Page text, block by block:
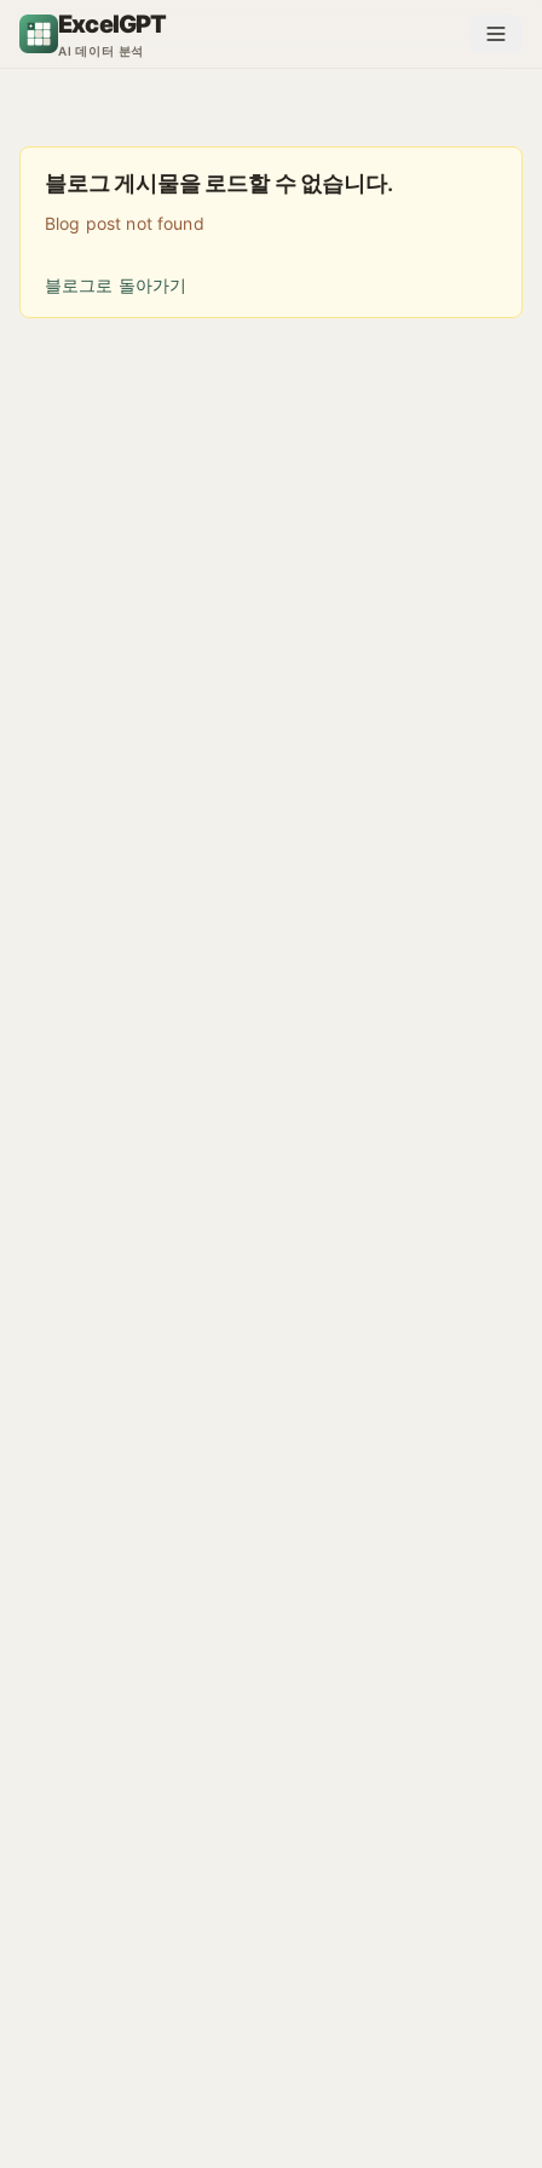
콘텐츠로 건너뛰기
ExcelGPT
AI 데이터 분석
블로그 게시물을 로드할 수 없습니다.
Blog post not found
블로그로 돌아가기